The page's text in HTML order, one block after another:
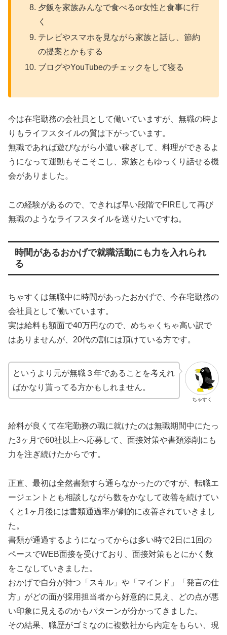
夕飯を家族みんなで食べるor女性と食事に行
く
テレビやスマホを見ながら家族と話し、節約
の提案とかもする
ブログやYouTubeのチェックをして寝る
今は在宅勤務の会社員として働いていますが、無職の時よ
りもライフスタイルの質は下がっています。
無職であれば遊びながら小遣い稼ぎして、料理ができるよ
うになって運動もそこそこし、家族ともゆっくり話せる機
会がありました。
この経験があるので、できれば早い段階でFIREして再び
無職のようなライフスタイルを送りたいですね。
時間があるおかげで就職活動にも力を入れられ
る
ちゃすくは無職中に時間があったおかげで、今在宅勤務の
会社員として働いています。
実は給料も額面で40万円なので、めちゃくちゃ高い訳で
はありませんが、20代の割には頂けている方です。
ちゃすく
というより元が無職３年であることを考えれ
ばかなり貰ってる方かもしれません。
給料が良くて在宅勤務の職に就けたのは無職期間中にたっ
た3ヶ月で60社以上へ応募して、面接対策や書類添削にも
力を注ぎ続けたからです。
正直、最初は全然書類すら通らなかったのですが、転職エ
ージェントとも相談しながら数をかなして改善を続けてい
くと1ヶ月後には書類通過率が劇的に改善されていきまし
た。
書類が通過するようになってからは多い時で2日に1回の
ペースでWEB面接を受けており、面接対策もとにかく数
をこなしていきました。
おかげで自分が持つ「スキル」や「マインド」「発言の仕
方」がどの面が採用担当者から好意的に見え、どの点が悪
い印象に見えるのかもパターンが分かってきました。
その結果、職歴がゴミなのに複数社から内定をもらい、現